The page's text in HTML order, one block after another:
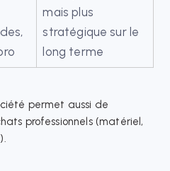
mais plus
stratégique sur le
long terme
permet aussi de
professionnels (matériel,